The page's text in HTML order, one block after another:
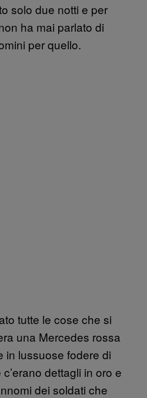
solo due notti e per
ha mai parlato di
per quello.
tutte le cose che si
una Mercedes rossa
in lussuose fodere di
dettagli in oro e
dei soldati che